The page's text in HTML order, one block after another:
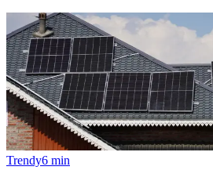
Trendy6 min